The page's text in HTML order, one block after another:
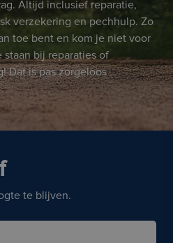
Altijd inclusief reparatie,
verzekering en pechhulp. Zo
toe bent en kom je niet voor
staan bij reparaties of
Dat is pas zorgeloos
te blijven.